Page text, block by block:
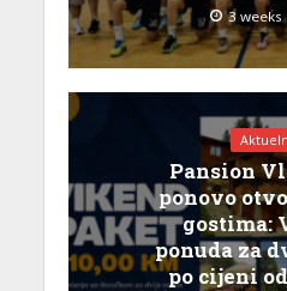
3 weeks
Pansion
ponovo
gostima:
ponuda za
po cijeni